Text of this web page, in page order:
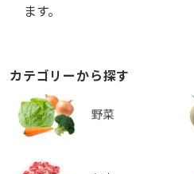
ます。
カテゴリーから探す